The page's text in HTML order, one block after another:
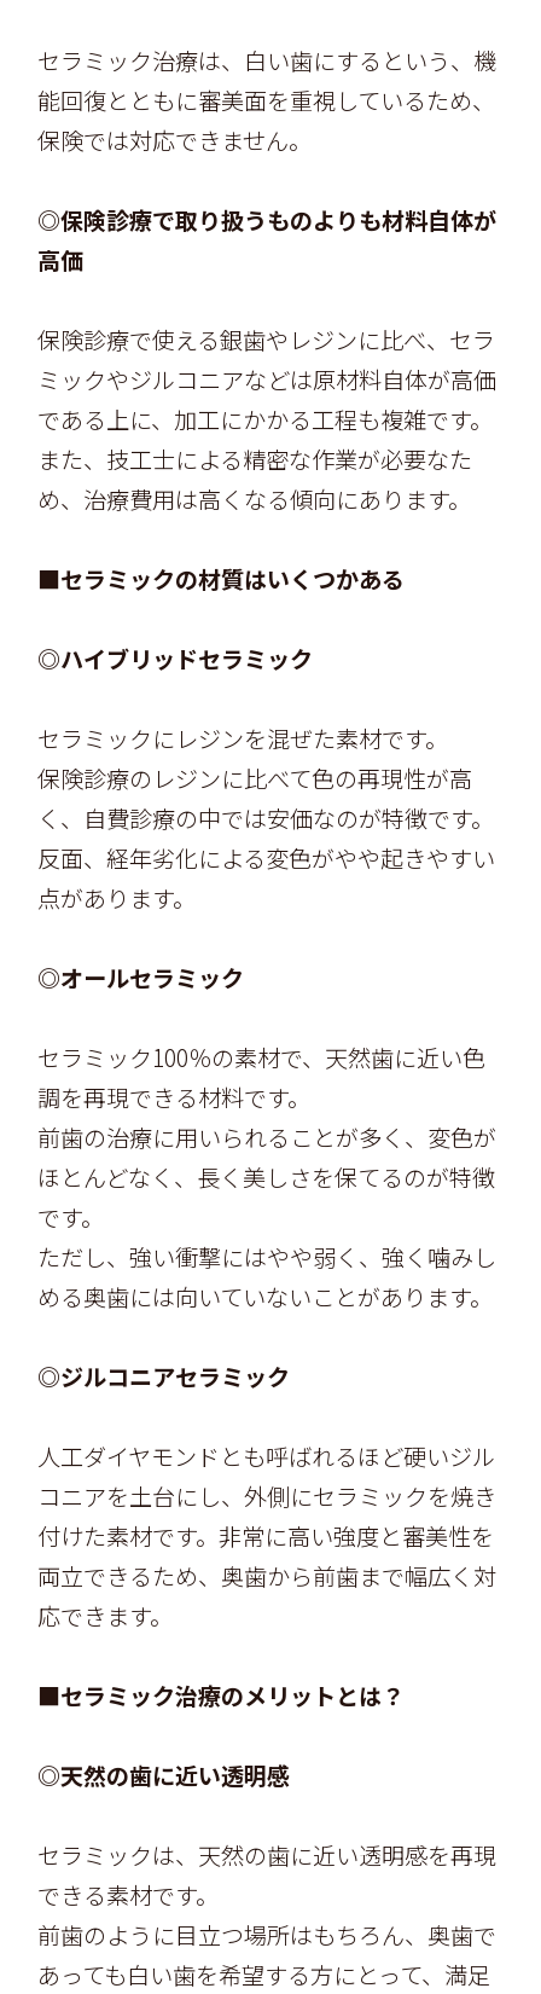
セラミック治療は、白い歯にするという、機
能回復とともに審美面を重視しているため、
保険では対応できません。
◎保険診療で取り扱うものよりも材料自体が
高価
保険診療で使える銀歯やレジンに比べ、セラ
ミックやジルコニアなどは原材料自体が高価
である上に、加工にかかる工程も複雑です。
また、技工士による精密な作業が必要なた
め、治療費用は高くなる傾向にあります。
■セラミックの材質はいくつかある
◎ハイブリッドセラミック
セラミックにレジンを混ぜた素材です。
保険診療のレジンに比べて色の再現性が高
く、自費診療の中では安価なのが特徴です。
反面、経年劣化による変色がやや起きやすい
点があります。
◎オールセラミック
セラミック100％の素材で、天然歯に近い色
調を再現できる材料です。
前歯の治療に用いられることが多く、変色が
ほとんどなく、長く美しさを保てるのが特徴
です。
ただし、強い衝撃にはやや弱く、強く噛みし
める奥歯には向いていないことがあります。
◎ジルコニアセラミック
人工ダイヤモンドとも呼ばれるほど硬いジル
コニアを土台にし、外側にセラミックを焼き
付けた素材です。非常に高い強度と審美性を
両立できるため、奥歯から前歯まで幅広く対
応できます。
■セラミック治療のメリットとは？
◎天然の歯に近い透明感
セラミックは、天然の歯に近い透明感を再現
できる素材です。
前歯のように目立つ場所はもちろん、奥歯で
あっても白い歯を希望する方にとって、満足